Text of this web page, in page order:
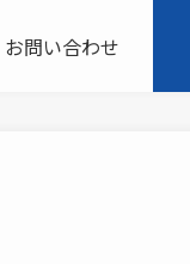
お問い合わせ